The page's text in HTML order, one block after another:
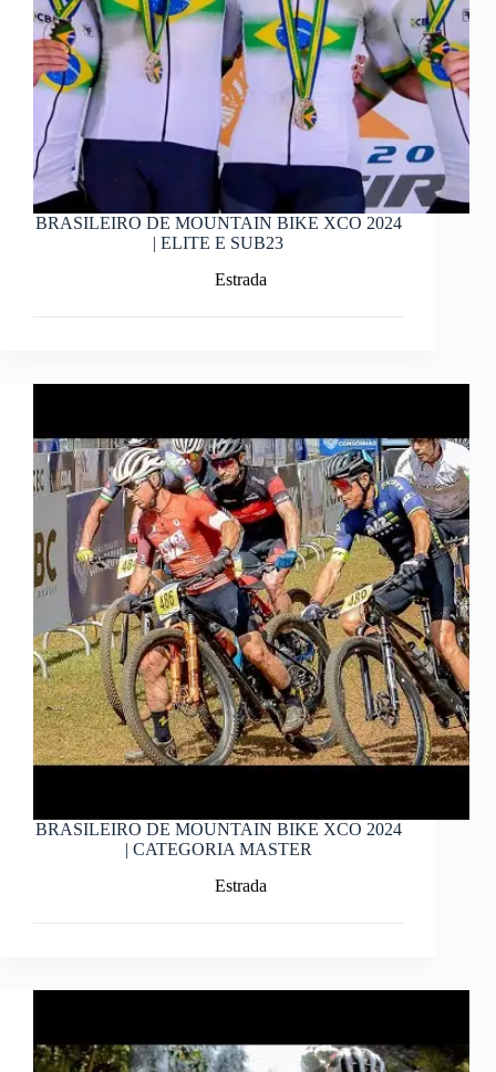
BRASILEIRO DE MOUNTAIN BIKE XCO 2024
| ELITE E SUB23
Estrada
BRASILEIRO DE MOUNTAIN BIKE XCO 2024
| CATEGORIA MASTER
Estrada